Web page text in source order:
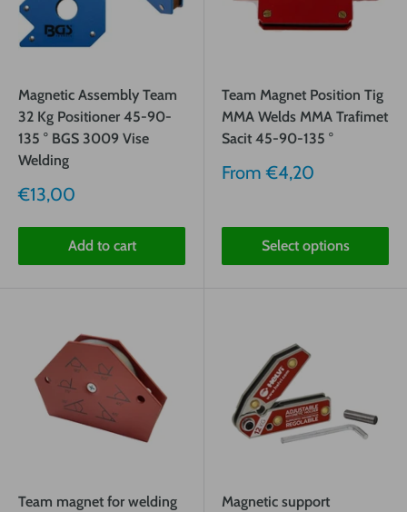
Magnetic Assembly Team
32 Kg Positioner 45-90-
135 ° BGS 3009 Vise
Welding
Sale
€13,00
Add to cart
Team Magnet Position Tig
MMA Welds MMA Trafimet
Sacit 45-90-135 °
Sale
From€4,20
Select options
Team magnet for welding
Magnetic support